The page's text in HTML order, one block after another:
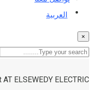
العربية
×
ELSEWEDY ELECTRIC